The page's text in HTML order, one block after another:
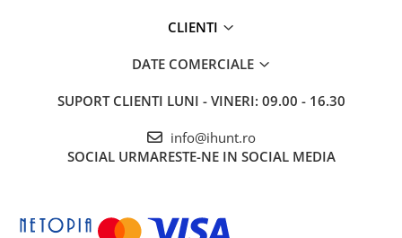
Mașini de Spălat Rufe
Roboți Aspirator
Roboți Gradină
Uscătoare
CLIENTI
DATE COMERCIALE
SUPORT CLIENTI LUNI - VINERI: 09.00 - 16.30
info@ihunt.ro
SOCIAL URMARESTE-NE IN SOCIAL MEDIA